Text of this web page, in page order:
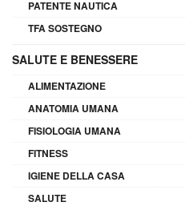
PATENTE NAUTICA
TFA SOSTEGNO
SALUTE E BENESSERE
ALIMENTAZIONE
ANATOMIA UMANA
FISIOLOGIA UMANA
FITNESS
IGIENE DELLA CASA
SALUTE